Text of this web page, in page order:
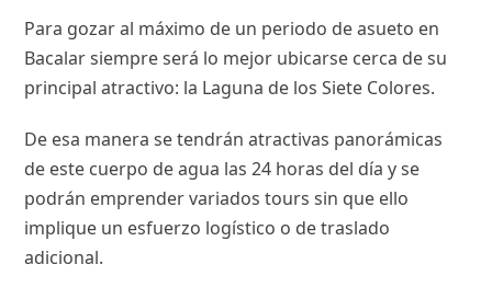
Para gozar al máximo de un periodo de asueto en
Bacalar siempre será lo mejor ubicarse cerca de su
principal atractivo: la Laguna de los Siete Colores.
De esa manera se tendrán atractivas panorámicas
de este cuerpo de agua las 24 horas del día y se
podrán emprender variados tours sin que ello
implique un esfuerzo logístico o de traslado
adicional.